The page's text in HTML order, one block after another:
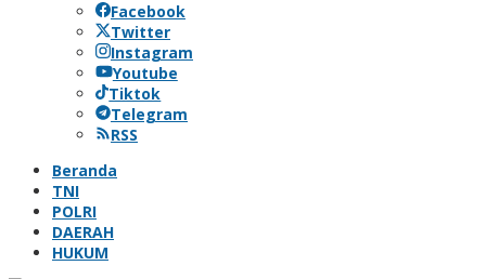
Facebook
Twitter
Instagram
Youtube
Tiktok
Telegram
RSS
Beranda
TNI
POLRI
DAERAH
HUKUM